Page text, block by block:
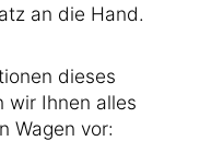
an die Hand.
dieses
wir Ihnen alles
Wagen vor: